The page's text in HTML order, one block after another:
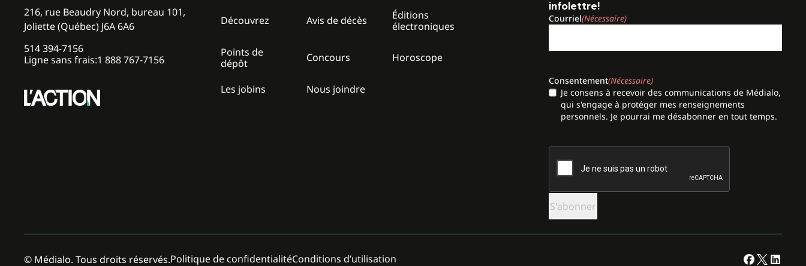
216, rue Beaudry Nord, bureau 101,
Joliette (Québec) J6A 6A6
514 394-7156
Ligne sans frais:1 888 767-7156
Découvrez Avis de décès
Éditions
électroniques
Points de
dépôt
Concours Horoscope
Les jobins Nous joindre
infolettre!
Courriel(Nécessaire)
Consentement(Nécessaire)
Je consens à recevoir des communications de Médialo,
qui s'engage à protéger mes renseignements
personnels. Je pourrai me désabonner en tout temps.
CAPTCHA
© Médialo. Tous droits réservés.Politique de confidentialitéConditions d’utilisation